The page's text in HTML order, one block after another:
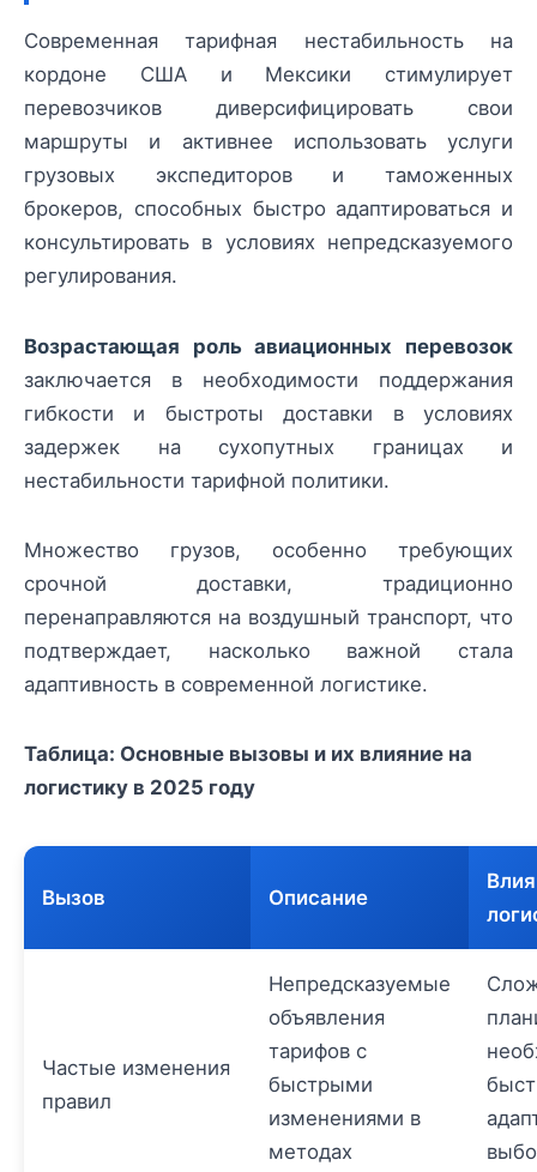
Современная тарифная нестабильность на
кордонe США и Мексики стимулирует
перевозчиков диверсифицировать свои
маршруты и активнее использовать услуги
грузовых экспедиторов и таможенных
брокеров, способных быстро адаптироваться и
консультировать в условиях непредсказуемого
регулирования.
Возрастающая роль авиационных перевозок
заключается в необходимости поддержания
гибкости и быстроты доставки в условиях
задержек на сухопутных границах и
нестабильности тарифной политики.
Множество грузов, особенно требующих
срочной доставки, традиционно
перенаправляются на воздушный транспорт, что
подтверждает, насколько важной стала
адаптивность в современной логистике.
Таблица: Основные вызовы и их влияние на
логистику в 2025 году
Вызов Описание
Частые изменения
правил
Непредсказуемые
объявления
тарифов с
быстрыми
изменениями в
методах